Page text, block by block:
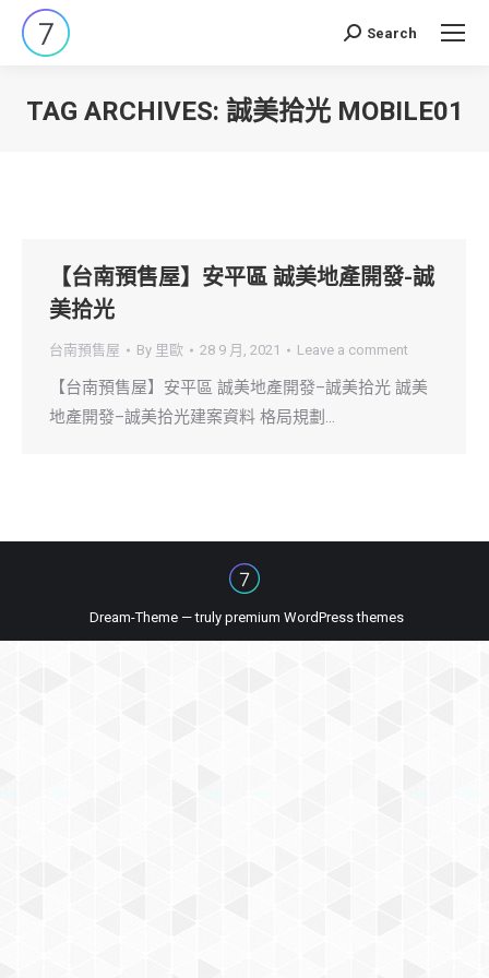
Search:
Search
TAG ARCHIVES: 誠美拾光 MOBILE01
【台南預售屋】安平區 誠美地產開發-誠
美拾光
台南預售屋 By 里歐 28 9 月, 2021 Leave a comment
【台南預售屋】安平區 誠美地產開發–誠美拾光 誠美
地產開發–誠美拾光建案資料 格局規劃…
Dream-Theme — truly premium WordPress themes